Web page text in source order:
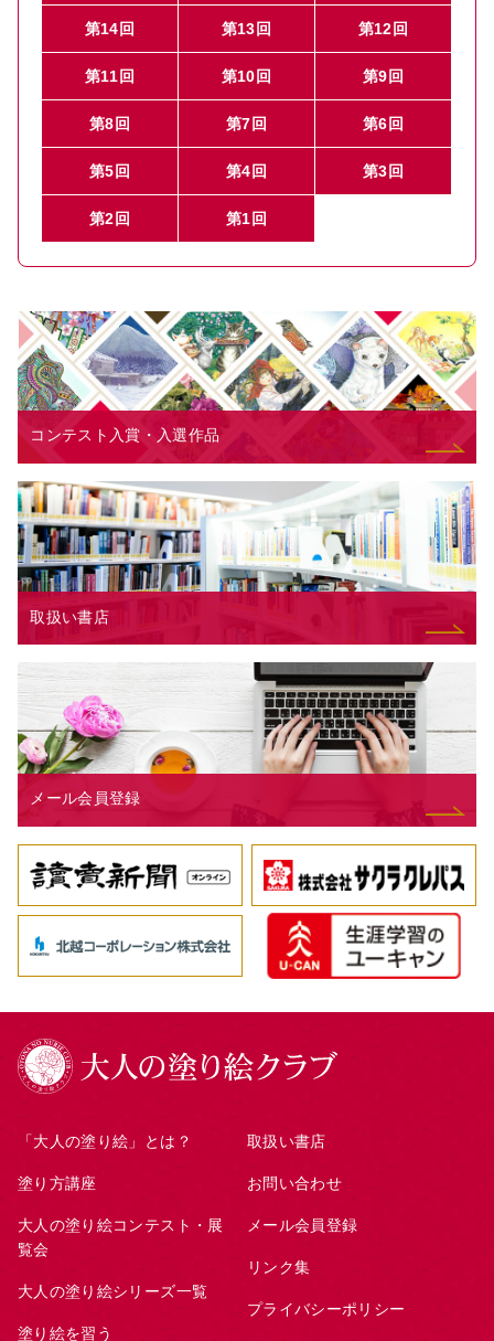
第14回 第13回 第12回
第11回 第10回 第9回
第8回 第7回 第6回
第5回 第4回 第3回
第2回 第1回
コンテスト入賞・入選作品
取扱い書店
メール会員登録
「大人の塗り絵」とは？
塗り方講座
大人の塗り絵コンテスト・展
覧会
大人の塗り絵シリーズ一覧
塗り絵を習う
取扱い書店
お問い合わせ
メール会員登録
リンク集
プライバシーポリシー